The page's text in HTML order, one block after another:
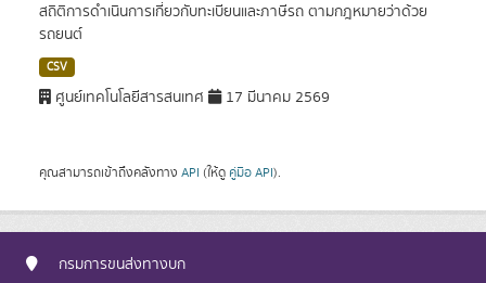
สถิติการดำเนินการเกี่ยวกับทะเบียนและภาษีรถ ตามกฎหมายว่าด้วย
รถยนต์
CSV
ศูนย์เทคโนโลยีสารสนเทศ 17 มีนาคม 2569
คุณสามารถเข้าถึงคลังทาง API (ให้ดู คู่มือ API).
กรมการขนส่งทางบก